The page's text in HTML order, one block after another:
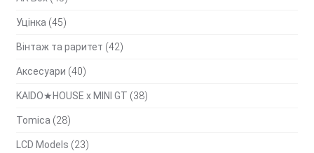
Уцінка (45)
Вінтаж та раритет (42)
Аксесуари (40)
KAIDO★HOUSE x MINI GT (38)
Tomica (28)
LCD Models (23)